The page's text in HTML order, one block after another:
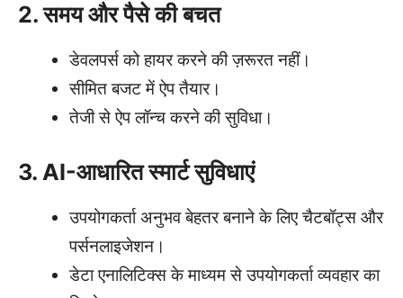
2. समय और पैसे की बचत
डेवलपर्स को हायर करने की ज़रूरत नहीं।
सीमित बजट में ऐप तैयार।
तेजी से ऐप लॉन्च करने की सुविधा।
3. AI-आधारित स्मार्ट सुविधाएं
उपयोगकर्ता अनुभव बेहतर बनाने के लिए चैटबॉट्स और
पर्सनलाइजेशन।
डेटा एनालिटिक्स के माध्यम से उपयोगकर्ता व्यवहार का